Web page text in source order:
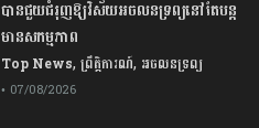
បាន​ជួយ​ជំរុញឱ្យវិស័យ​អចលនទ្រព្យនៅតែបន្ត​
មានសកម្មភាព
Top News,ព្រឹត្តិការណ៍, អចលនទ្រព្យ
• 07/08/2026